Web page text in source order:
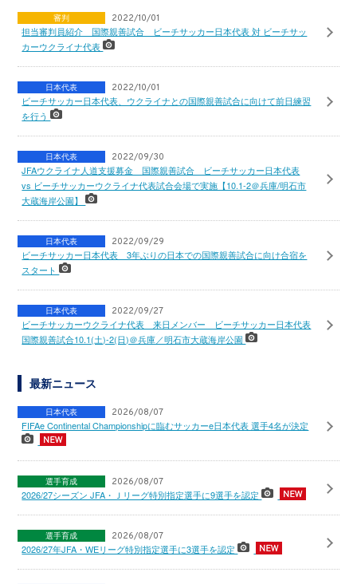
審判 2022/10/01
担当審判員紹介 国際親善試合 ビーチサッカー日本代表 対 ビーチサッ
カーウクライナ代表
日本代表 2022/10/01
ビーチサッカー日本代表、ウクライナとの国際親善試合に向けて前日練習
を行う
日本代表 2022/09/30
JFAウクライナ人道支援募金 国際親善試合 ビーチサッカー日本代表
vs ビーチサッカーウクライナ代表試合会場で実施【10.1-2＠兵庫/明石市
大蔵海岸公園】
日本代表 2022/09/29
ビーチサッカー日本代表 3年ぶりの日本での国際親善試合に向け合宿を
スタート
日本代表 2022/09/27
ビーチサッカーウクライナ代表 来日メンバー ビーチサッカー日本代表
国際親善試合10.1(土)-2(日)＠兵庫／明石市大蔵海岸公園
最新ニュース
日本代表 2026/08/07
FIFAe Continental Championshipに臨むサッカーe日本代表 選手4名が決定
選手育成 2026/08/07
2026/27シーズン JFA・Ｊリーグ特別指定選手に9選手を認定
選手育成 2026/08/07
2026/27年JFA・WEリーグ特別指定選手に3選手を認定